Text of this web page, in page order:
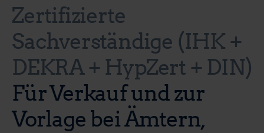
Zertifizierte
Sachverständige (IHK +
DEKRA + HypZert + DIN)
Für Verkauf und zur
Vorlage bei Ämtern,